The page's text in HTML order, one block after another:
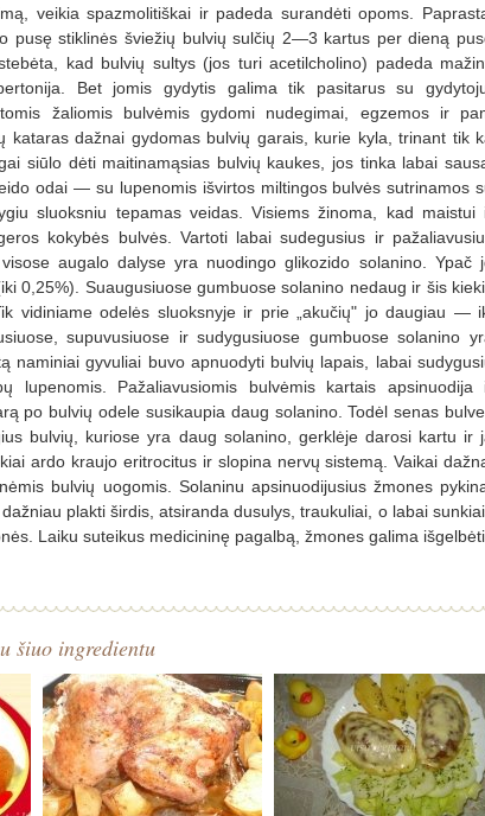
veikia spazmolitiškai ir padeda surandėti opoms.
pusę stiklinės šviežių bulvių sulčių 2—3 kartus per dieną
kad bulvių sultys (jos turi acetilcholino) padeda
Bet jomis gydytis galima tik pasitarus su
žaliomis bulvėmis gydomi nudegimai, egzemos ir
kataras dažnai gydomas bulvių garais, kurie kyla, trinant tik
siūlo dėti maitinamąsias bulvių kaukes, jos tinka labai
odai — su lupenomis išvirtos miltingos bulvės sutrinamos
sluoksniu tepamas veidas. Visiems žinoma, kad maistui
kokybės bulvės. Vartoti labai sudegusius ir
augalo dalyse yra nuodingo glikozido solanino. Ypač
0,25%). Suaugusiuose gumbuose solanino nedaug ir šis
vidiniame odelės sluoksnyje ir prie „akučių" jo daugiau —
supuvusiuose ir sudygusiuose gumbuose solanino
naminiai gyvuliai buvo apnuodyti bulvių lapais, labai
lupenomis. Pažaliavusiomis bulvėmis kartais apsinuodija
po bulvių odele susikaupia daug solanino. Todėl senas
bulvių, kuriose yra daug solanino, gerklėje darosi kartu ir
ardo kraujo eritrocitus ir slopina nervų sistemą. Vaikai
bulvių uogomis. Solaninu apsinuodijusius žmones
plakti širdis, atsiranda dusulys, traukuliai, o labai
Laiku suteikus medicininę pagalbą, žmones galima išgelbėti.
šiuo ingredientu